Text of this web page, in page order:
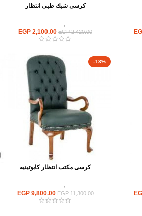
كرسى شبك طبى انتظار
,
EGP2,420.00
EGP 2,100.00
-13%
كرسى مكتب انتظار كابوتينيه
,
EGP11,300.00
EGP9,800.00